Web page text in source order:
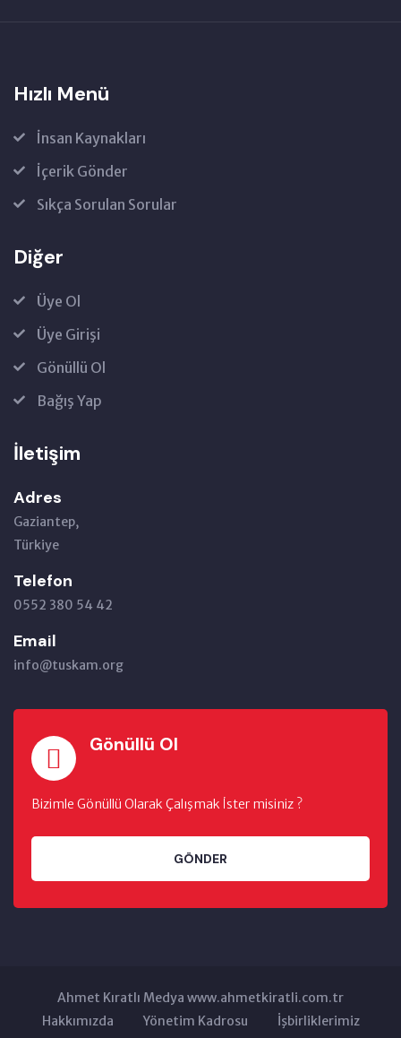
Hızlı Menü
İnsan Kaynakları
İçerik Gönder
Sıkça Sorulan Sorular
Diğer
Üye Ol
Üye Girişi
Gönüllü Ol
Bağış Yap
İletişim
Adres
Gaziantep,
Türkiye
Telefon
0552 380 54 42
Email
info@tuskam.org
Gönüllü Ol
Bizimle Gönüllü Olarak Çalışmak İster misiniz ?
GÖNDER
Ahmet Kıratlı Medya www.ahmetkiratli.com.tr
Hakkımızda
Yönetim Kadrosu İşbirliklerimiz